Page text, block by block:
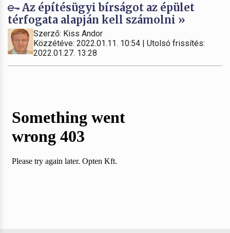
Az építésügyi bírságot az épület
térfogata alapján kell számolni »
Szerző: Kiss Andor
Közzétéve: 2022.01.11. 10:54 | Utolsó frissítés:
2022.01.27. 13:28